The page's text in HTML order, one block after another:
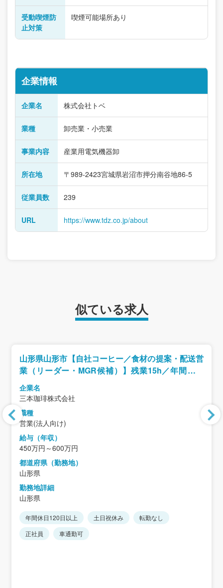
受動喫煙防
止対策
喫煙可能場所あり
企業情報
企業名 株式会社トベ
業種 卸売業・小売業
事業内容 産業用電気機器卸
所在地 〒989-2423宮城県岩沼市押分南谷地86-5
従業員数 239
URL https://www.tdz.co.jp/about
似ている求人
山形県山形市【自社コーヒー／食材の提案・配送営
業（リーダー・MGR候補）】残業15h／年間休日
122日／事業成長中◎
企業名
三本珈琲株式会社
職種
営業(法人向け)
給与（年収）
450万円～600万円
都道府県（勤務地）
山形県
勤務地詳細
山形県
年間休日120日以上 土日祝休み
転勤なし
正社員
車通勤可